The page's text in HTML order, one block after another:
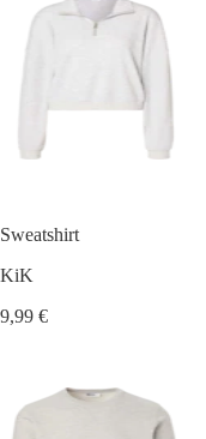
Sweatshirt
KiK
9,99 €